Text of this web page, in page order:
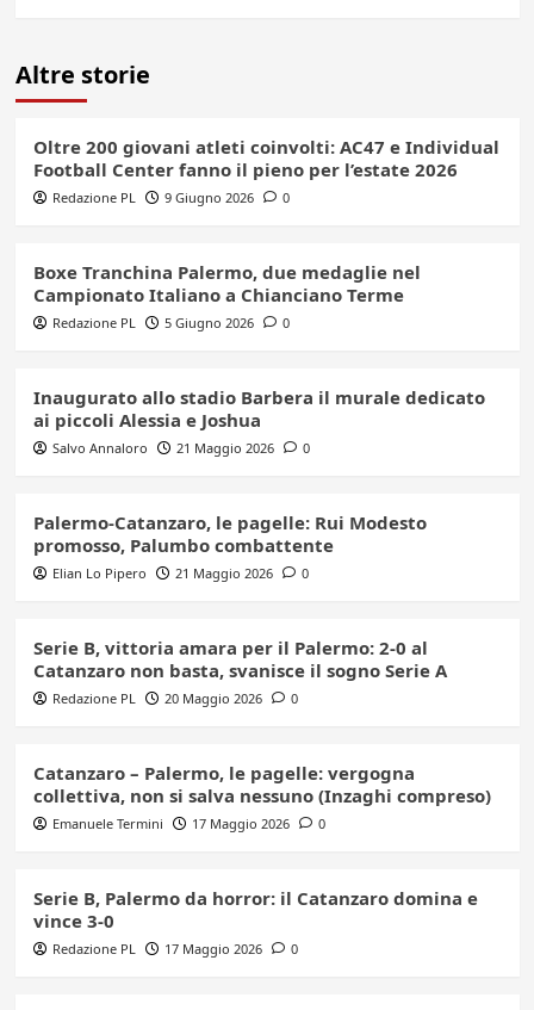
Altre storie
Oltre 200 giovani atleti coinvolti: AC47 e Individual
Football Center fanno il pieno per l’estate 2026
Redazione PL 9 Giugno 2026 0
Boxe Tranchina Palermo, due medaglie nel
Campionato Italiano a Chianciano Terme
Redazione PL 5 Giugno 2026 0
Inaugurato allo stadio Barbera il murale dedicato
ai piccoli Alessia e Joshua
Salvo Annaloro 21 Maggio 2026 0
Palermo-Catanzaro, le pagelle: Rui Modesto
promosso, Palumbo combattente
Elian Lo Pipero 21 Maggio 2026 0
Serie B, vittoria amara per il Palermo: 2-0 al
Catanzaro non basta, svanisce il sogno Serie A
Redazione PL 20 Maggio 2026 0
Catanzaro – Palermo, le pagelle: vergogna
collettiva, non si salva nessuno (Inzaghi compreso)
Emanuele Termini 17 Maggio 2026 0
Serie B, Palermo da horror: il Catanzaro domina e
vince 3-0
Redazione PL 17 Maggio 2026 0